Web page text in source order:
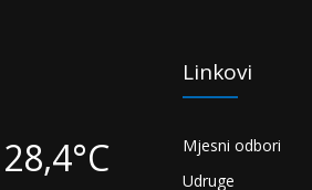
28,4°C
Linkovi
Mjesni odbori
Udruge